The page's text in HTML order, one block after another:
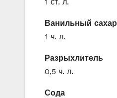
Ванильный сахар
1 ч. л.
Разрыхлитель
0,5 ч. л.
Сода